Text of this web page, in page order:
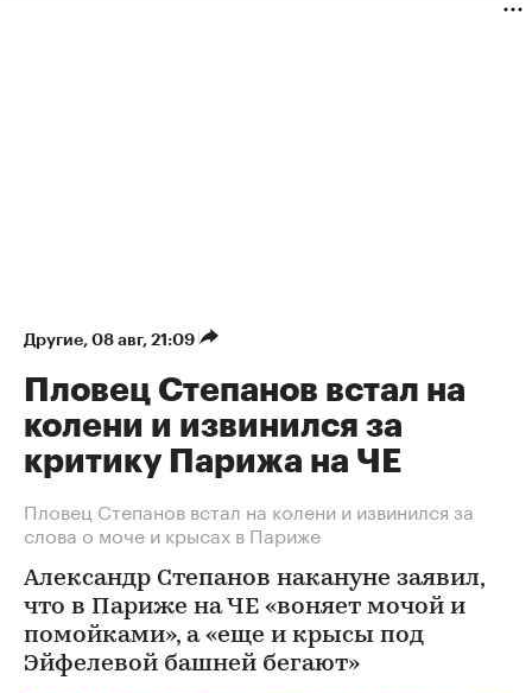
Другие⁠, 08 авг, 21:09
Пловец Степанов встал на
колени и извинился за
критику Парижа на ЧЕ
Пловец Степанов встал на колени и извинился за
слова о моче и крысах в Париже
Александр Степанов накануне заявил,
что в Париже на ЧЕ «воняет мочой и
помойками», а «еще и крысы под
Эйфелевой башней бегают»